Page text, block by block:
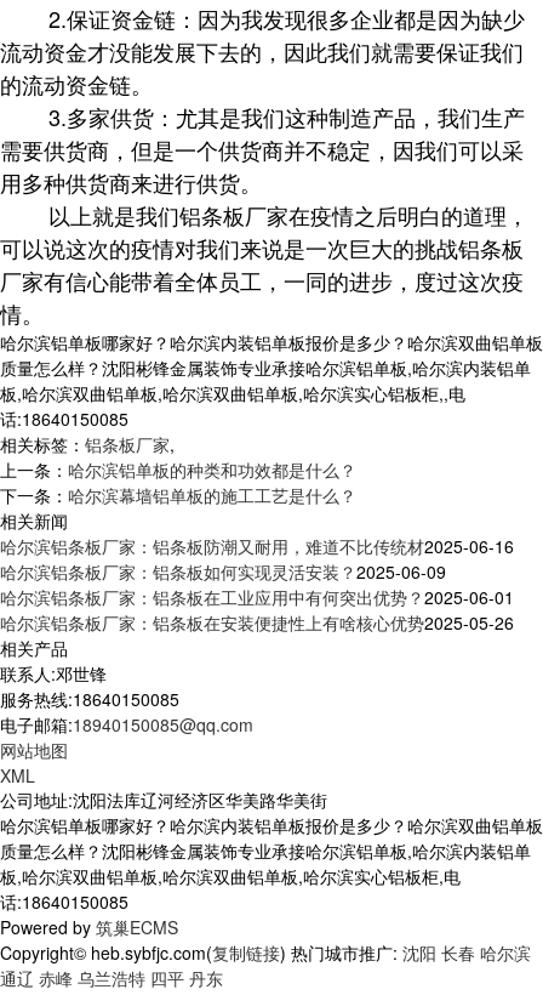
2.保证资金链：因为我发现很多企业都是因为缺少
流动资金才没能发展下去的，因此我们就需要保证我们
的流动资金链。
3.多家供货：尤其是我们这种制造产品，我们生产
需要供货商，但是一个供货商并不稳定，因我们可以采
用多种供货商来进行供货。
以上就是我们铝条板厂家在疫情之后明白的道理，
可以说这次的疫情对我们来说是一次巨大的挑战铝条板
厂家有信心能带着全体员工，一同的进步，度过这次疫
情。
哈尔滨铝单板哪家好？哈尔滨内装铝单板报价是多少？哈尔滨双曲铝单板
质量怎么样？沈阳彬锋金属装饰专业承接哈尔滨铝单板,哈尔滨内装铝单
板,哈尔滨双曲铝单板,哈尔滨双曲铝单板,哈尔滨实心铝板柜,,电
话:18640150085
相关标签： 铝条板厂家,
上一条： 哈尔滨铝单板的种类和功效都是什么？
下一条： 哈尔滨幕墙铝单板的施工工艺是什么？
相关新闻
哈尔滨铝条板厂家：铝条板防潮又耐用，难道不比传统材2025-06-16
哈尔滨铝条板厂家：铝条板如何实现灵活安装？2025-06-09
哈尔滨铝条板厂家：铝条板在工业应用中有何突出优势？2025-06-01
哈尔滨铝条板厂家：铝条板在安装便捷性上有啥核心优势2025-05-26
相关产品
联系人:邓世锋
服务热线:18640150085
电子邮箱:18940150085@qq.com
网站地图
XML
公司地址:沈阳法库辽河经济区华美路华美街
哈尔滨铝单板哪家好？哈尔滨内装铝单板报价是多少？哈尔滨双曲铝单板
质量怎么样？沈阳彬锋金属装饰专业承接哈尔滨铝单板,哈尔滨内装铝单
板,哈尔滨双曲铝单板,哈尔滨双曲铝单板,哈尔滨实心铝板柜,电
话:18640150085
Powered by 筑巢ECMS
Copyright© heb.sybfjc.com(复制链接) 热门城市推广: 沈阳 长春 哈尔滨
通辽 赤峰 乌兰浩特 四平 丹东